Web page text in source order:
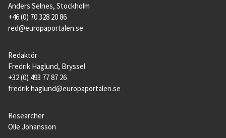
Anders Selnes, Stockholm
+46 (0) 70 328 20 86
red@europaportalen.se
Redaktör
Fredrik Haglund, Bryssel
+32 (0) 493 77 87 26
fredrik.haglund@europaportalen.se
Researcher
Olle Johansson